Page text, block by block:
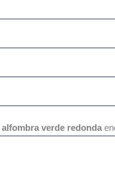
alfombra verde redonda